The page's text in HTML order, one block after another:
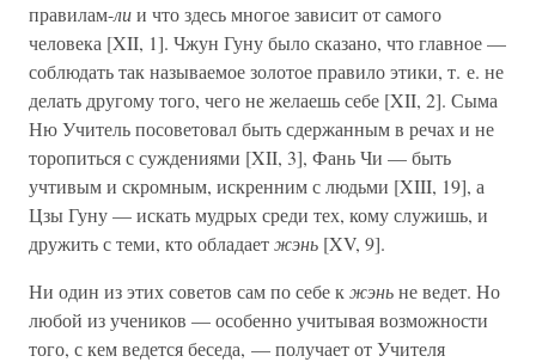
правилам-лии что здесь многое зависит от самого
человека [XII, 1]. Чжун Гуну было сказано, что главное —
соблюдать так называемое золотое правило этики, т. е. не
делать другому того, чего не желаешь себе [XII, 2]. Сыма
Ню Учитель посоветовал быть сдержанным в речах и не
торопиться с суждениями [XII, 3], Фань Чи — быть
учтивым и скромным, искренним с людьми [XIII, 19], а
Цзы Гуну — искать мудрых среди тех, кому служишь, и
дружить с теми, кто обладаетжэнь [XV, 9].
Ни один из этих советов сам по себе кжэньне ведет. Но
любой из учеников — особенно учитывая возможности
того, с кем ведется беседа, — получает от Учителя